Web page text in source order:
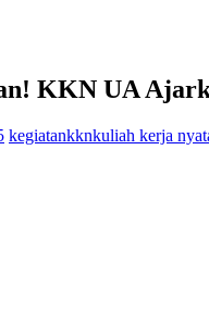
KKN UA
kegiatankknkuliah kerja